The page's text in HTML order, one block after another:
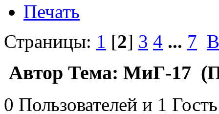
Печать
Страницы: 1 [2] 3 4 ... 7
Автор Тема: МиГ-17
0 Пользователей и 1